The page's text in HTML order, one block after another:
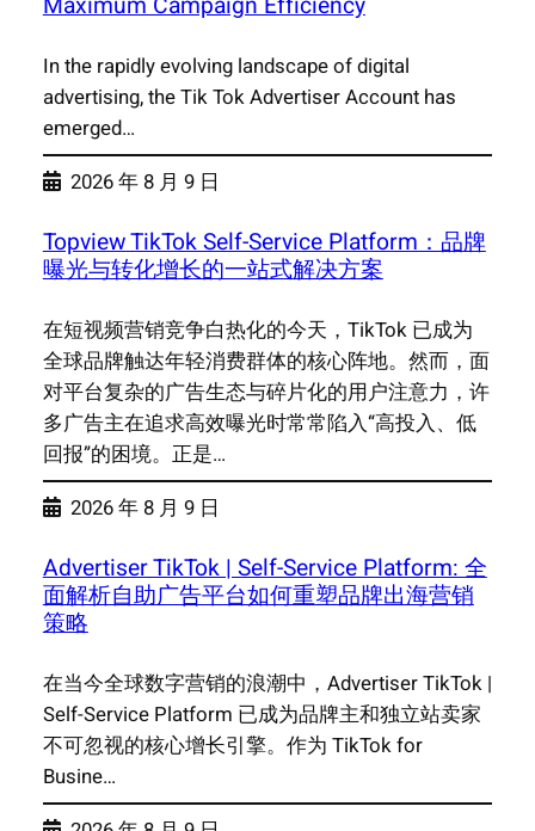
In the rapidly evolving landscape of digital
advertising, the Tik Tok Advertiser Account has
emerged…
2026 年 8 月 9 日
Topview TikTok Self-Service Platform：品牌
曝光与转化增长的一站式解决方案
在短视频营销竞争白热化的今天，TikTok 已成为
全球品牌触达年轻消费群体的核心阵地。然而，面
对平台复杂的广告生态与碎片化的用户注意力，许
多广告主在追求高效曝光时常常陷入“高投入、低
回报”的困境。正是…
2026 年 8 月 9 日
Advertiser TikTok | Self-Service Platform: 全
面解析自助广告平台如何重塑品牌出海营销
策略
在当今全球数字营销的浪潮中，Advertiser TikTok |
Self-Service Platform 已成为品牌主和独立站卖家
不可忽视的核心增长引擎。作为 TikTok for
Busine…